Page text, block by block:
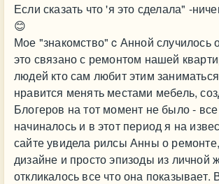
Если сказать что 'я это сделала" -
😊
Мое "знакомство" c Анной случилось
это связано с ремонтом нашей
людей кто сам любит этим
нравится менять местами мебель,
Блогеров на тот момент не было - все
начиналось и в этот период я на
сайте увидела рилсы Анны о
дизайне и просто эпизоды из личной
откликалось все что она показывает.